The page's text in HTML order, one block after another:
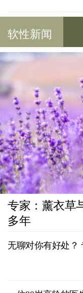
软性新闻
专家：薰衣草
多年
无聊对你有好处？